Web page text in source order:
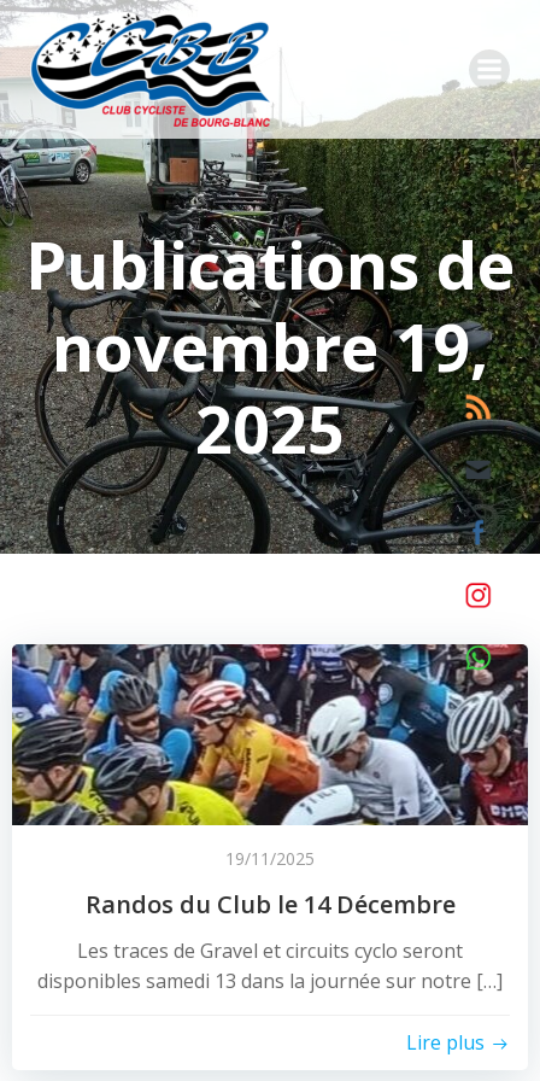
Publications de
novembre 19,
2025
19/11/2025
Randos du Club le 14 Décembre
Les traces de Gravel et circuits cyclo seront
disponibles samedi 13 dans la journée sur notre […]
Lire plus